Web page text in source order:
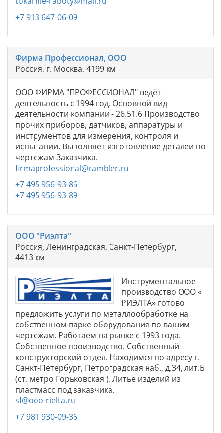
+7 913 647-06-09
Фирма Профессионал, ООО
Россия, г. Москва, 4199 км
ООО ФИРМА "ПРОФЕССИОНАЛ" ведёт
деятельность с 1994 год. Основной вид
деятельности компании - 26.51.6 Производство
прочих приборов, датчиков, аппаратуры и
инструментов для измерения, контроля и
испытаний. Выполняет изготовление деталей по
чертежам Заказчика.
firmaprofessional@rambler.ru
+7 495 956-93-86
+7 495 956-93-89
ООО "Риэлта"
Россия, Ленинградская, Санкт-Петербург,
4413 км
Инструментальное
производство ООО «
РИЭЛТА» готово
предложить услуги по металлообработке на
собственном парке оборудования по вашим
чертежам. Работаем на рынке с 1993 года.
Собственное производство. Собственный
конструкторский отдел. Находимся по адресу г.
Санкт-Петербург, Петроградская наб., д.34, лит.Б
(ст. метро Горьковская ). Литье изделий из
пластмасс под заказчика.
sf@ooo-rielta.ru
+7 981 930-09-36